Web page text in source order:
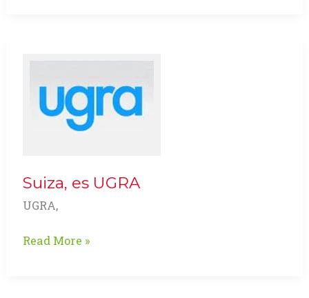
2011
Suiza, es UGRA
UGRA,
Suiza,
Read More »